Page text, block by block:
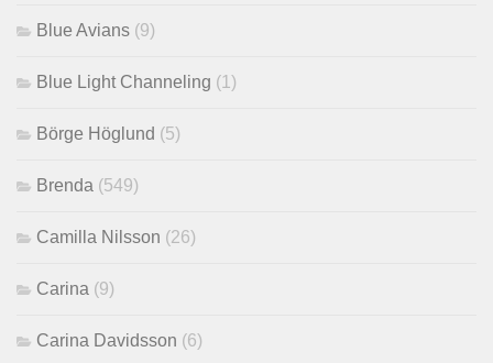
Blue Avians (9)
Blue Light Channeling (1)
Börge Höglund (5)
Brenda (549)
Camilla Nilsson (26)
Carina (9)
Carina Davidsson (6)